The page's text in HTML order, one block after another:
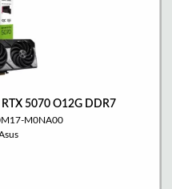
5070 O12G DDR7
M0NA00